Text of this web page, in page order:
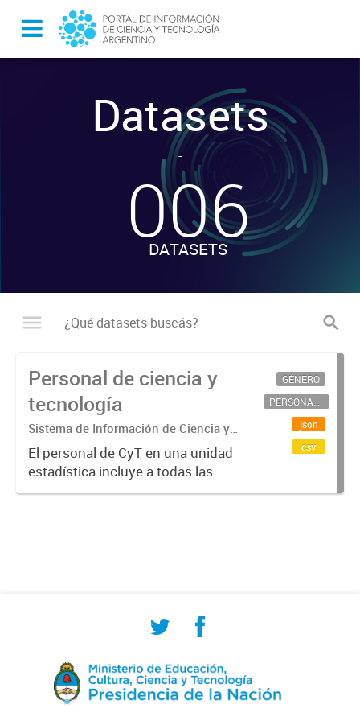
Datasets
-
006
DATASETS
Personal de ciencia y
tecnología
Sistema de Información de Ciencia y
Tecnología Argentino (SICYTAR)
El personal de CyT en una unidad
estadística incluye a todas las
personas involucradas
GÉNERO
PERSONAL CIENTÍFICO-TECNOLÓGICO
json
csv